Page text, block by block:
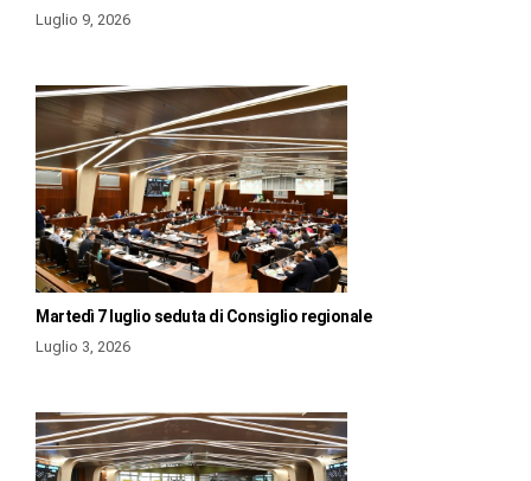
Luglio 9, 2026
Martedì 7 luglio seduta di Consiglio regionale
Luglio 3, 2026